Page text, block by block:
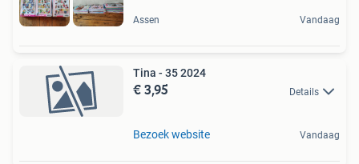
Assen Vandaag
Tina - 35 2024
€ 3,95 Details
Bezoek website Vandaag